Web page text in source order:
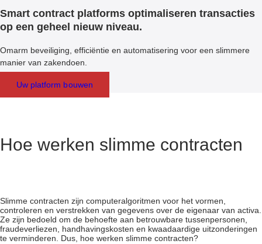
Smart contract platforms optimaliseren transacties
op een geheel nieuw niveau.
Omarm beveiliging, efficiëntie en automatisering voor een slimmere
manier van zakendoen.
Uw platform bouwen
Hoe werken slimme contracten
Slimme contracten zijn computeralgoritmen voor het vormen,
controleren en verstrekken van gegevens over de eigenaar van activa.
Ze zijn bedoeld om de behoefte aan betrouwbare tussenpersonen,
fraudeverliezen, handhavingskosten en kwaadaardige uitzonderingen
te verminderen. Dus, hoe werken slimme contracten?